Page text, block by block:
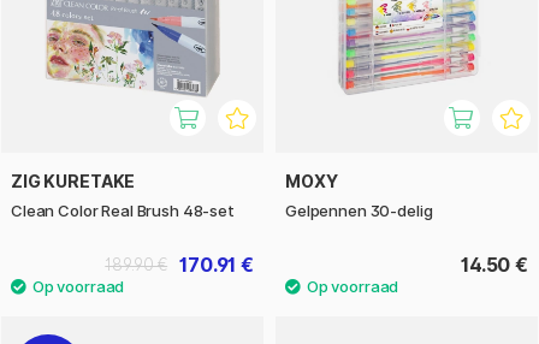
ZIG KURETAKE
Clean Color Real Brush 48-set
170.91 €
189.90 €
MOXY
Gelpennen 30-delig
14.50 €